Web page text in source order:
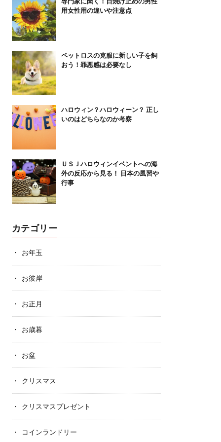
用女性用の違いや注意点
ペットロスの克服に新しい子を飼
おう！罪悪感は必要なし
ハロウィン？ハロウィーン？ 正し
いのはどちらなのか考察
ＵＳＪハロウィンイベントへの海
外の反応から見る！ 日本の風習や
行事
カテゴリー
お年玉
お彼岸
お正月
お歳暮
お盆
クリスマス
クリスマスプレゼント
コインランドリー